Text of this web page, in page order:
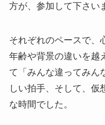
方が、参加して下さい
それぞれのペースで、
年齢や背景の違いを越
て「みんな違ってみ
しい拍手、そして、仮
な時間でした。